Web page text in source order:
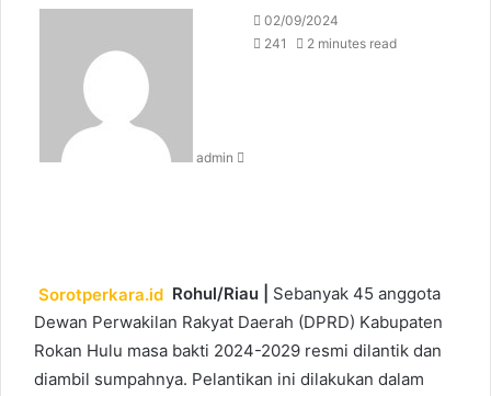
admin
Send
an
02/09/2024
241
2 minutes read
Sorotperkara.id Rohul/Riau | Sebanyak 45 anggota
Dewan Perwakilan Rakyat Daerah (DPRD) Kabupaten
Rokan Hulu masa bakti 2024-2029 resmi dilantik dan
diambil sumpahnya. Pelantikan ini dilakukan dalam